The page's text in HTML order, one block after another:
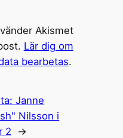
Akismet
Lär dig om
bearbetas.
Janne
Nilsson i
2
→